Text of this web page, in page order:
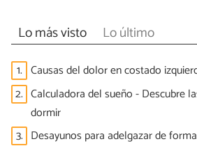
Lo más visto Lo último
1. Causas del dolor en costado
2. Calculadora del sueño - Descubre
dormir
3. Desayunos para adelgazar de